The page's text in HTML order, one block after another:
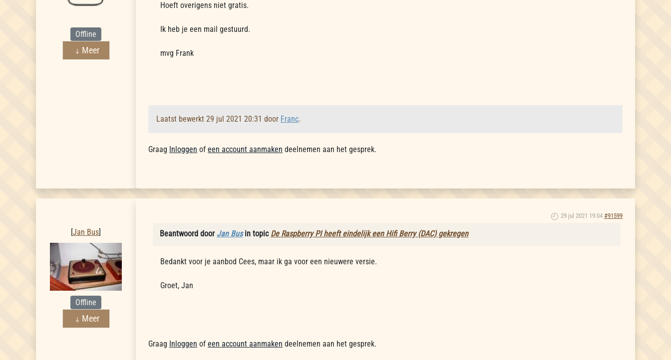
Offline
Meer
Hoeft overigens niet gratis.
Ik heb je een mail gestuurd.
mvg Frank
Laatst bewerkt 29 jul 2021 20:31 door Franc.
Graag Inloggen of een account aanmaken deelnemen aan het gesprek.
[Jan Bus]
Offline
Meer
29 jul 2021 19:04 #91599
Beantwoord door Jan Busin topic De Raspberry PI heeft eindelijk een Hifi Berry (DAC) gekregen
Bedankt voor je aanbod Cees, maar ik ga voor een nieuwere versie.
Groet, Jan
Graag Inloggen of een account aanmaken deelnemen aan het gesprek.